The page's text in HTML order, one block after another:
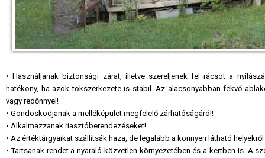
• Használjanak biztonsági zárat, illetve szereljenek fel rácsot a
hatékony, ha azok tokszerkezete is stabil. Az alacsonyabban fekvő
vagy redőnnyel!
• Gondoskodjanak a melléképület megfelelő zárhatóságáról!
• Alkalmazzanak riasztóberendezéseket!
• Az értéktárgyaikat szállítsák haza, de legalább a könnyen látható
• Tartsanak rendet a nyaraló közvetlen környezetében és a kertben is. A